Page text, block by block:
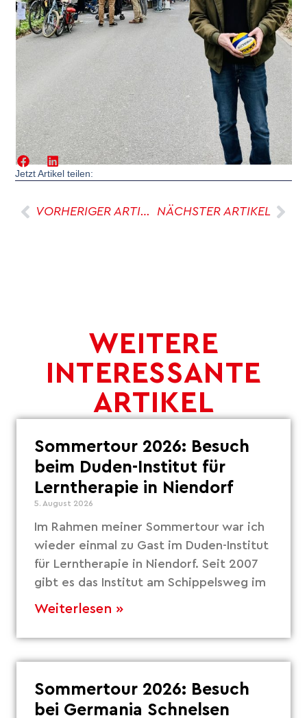
Jetzt Artikel teilen:
VORHERIGER ARTIKEL NÄCHSTER ARTIKEL
WEITERE
INTERESSANTE
ARTIKEL
Sommertour 2026: Besuch
beim Duden-Institut für
Lerntherapie in Niendorf
5. August 2026
Im Rahmen meiner Sommertour war ich
wieder einmal zu Gast im Duden-Institut
für Lerntherapie in Niendorf. Seit 2007
gibt es das Institut am Schippelsweg im
Weiterlesen »
Sommertour 2026: Besuch
bei Germania Schnelsen